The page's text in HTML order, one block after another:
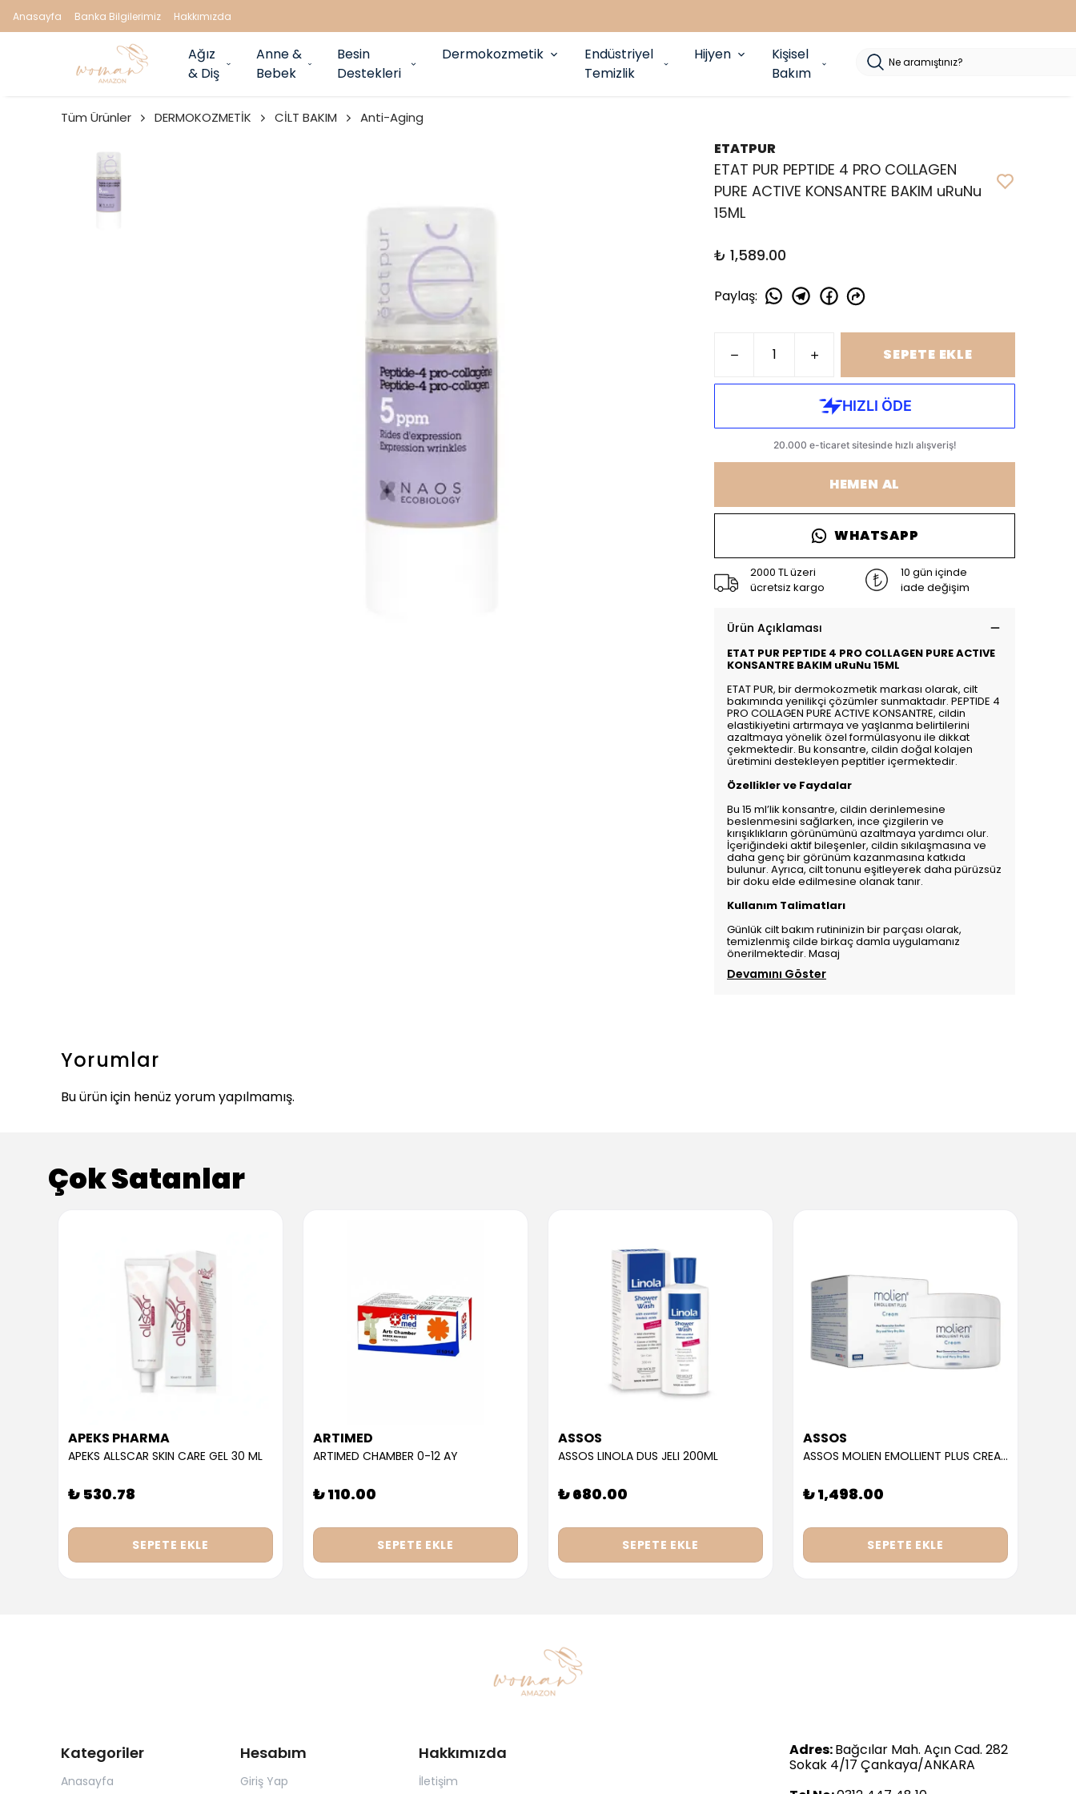
Anasayfa Banka Bilgilerimiz Hakkımızda
Ağız
& Diş
Anne &
Bebek
Besin
Destekleri
Dermokozmetik
Endüstriyel
Temizlik
Hijyen
Kişisel
Bakım
Tüm Ürünler DERMOKOZMETİK CİLT BAKIM Anti-Aging
ETATPUR
ETAT PUR PEPTIDE 4 PRO COLLAGEN
PURE ACTIVE KONSANTRE BAKIM uRuNu
15ML
₺ 1,589.00
Paylaş:
SEPETE EKLE
HEMEN AL
WHATSAPP
2000 TL üzeri
ücretsiz kargo
10 gün içinde
iade değişim
Ürün Açıklaması
ETAT PUR PEPTIDE 4 PRO COLLAGEN PURE ACTIVE
KONSANTRE BAKIM uRuNu 15ML
ETAT PUR, bir dermokozmetik markası olarak, cilt
bakımında yenilikçi çözümler sunmaktadır. PEPTIDE 4
PRO COLLAGEN PURE ACTIVE KONSANTRE, cildin
elastikiyetini artırmaya ve yaşlanma belirtilerini
azaltmaya yönelik özel formülasyonu ile dikkat
çekmektedir. Bu konsantre, cildin doğal kolajen
üretimini destekleyen peptitler içermektedir.
Özellikler ve Faydalar
Bu 15 ml’lik konsantre, cildin derinlemesine
beslenmesini sağlarken, ince çizgilerin ve
kırışıklıkların görünümünü azaltmaya yardımcı olur.
İçeriğindeki aktif bileşenler, cildin sıkılaşmasına ve
daha genç bir görünüm kazanmasına katkıda
bulunur. Ayrıca, cilt tonunu eşitleyerek daha pürüzsüz
bir doku elde edilmesine olanak tanır.
Kullanım Talimatları
Günlük cilt bakım rutininizin bir parçası olarak,
temizlenmiş cilde birkaç damla uygulamanız
önerilmektedir. Masaj
Devamını Göster
Yorumlar
Bu ürün için henüz yorum yapılmamış.
Çok Satanlar
APEKS PHARMA
APEKS ALLSCAR SKIN CARE GEL 30 ML
₺ 530.78
SEPETE EKLE
ARTIMED
ARTIMED CHAMBER 0-12 AY
₺ 110.00
SEPETE EKLE
ASSOS
ASSOS LINOLA DUS JELI 200ML
₺ 680.00
SEPETE EKLE
ASSOS
ASSOS MOLIEN EMOLLIENT PLUS CREAM 300ML
₺ 1,498.00
SEPETE EKLE
Kategoriler
Anasayfa
Hesabım
Giriş Yap
Hakkımızda
İletişim
Adres:Bağcılar Mah. Açın Cad. 282
Sokak 4/17 Çankaya/ANKARA